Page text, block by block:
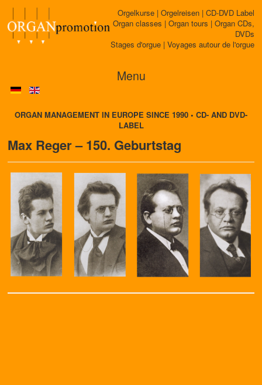
Orgelkurse | Orgelreisen | CD-DVD Label
Organ classes | Organ tours | Organ CDs,
DVDs
Stages d'orgue | Voyages autour de l'orgue
Menu
ORGAN MANAGEMENT IN EUROPE SINCE 1990 • CD- AND DVD-
LABEL
Max Reger – 150. Geburtstag